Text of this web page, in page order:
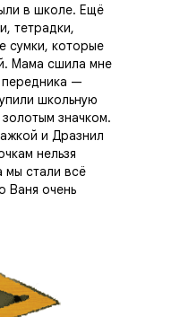
в школе. Ещё
тетрадки,
сумки, которые
Мама сшила мне
передника —
школьную
значком.
и Дразнил
нельзя
мы стали всё
Ваня очень